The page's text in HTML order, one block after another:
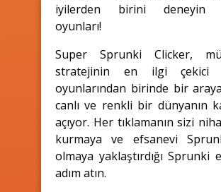
iyilerden birini deneyin
oyunları!
Super Sprunki Clicker,
stratejinin en ilgi çekici
oyunlarından birinde bir
canlı ve renkli bir dünyanın
açıyor. Her tıklamanın sizi
kurmaya ve efsanevi
olmaya yaklaştırdığı Sprunki
adım atın.